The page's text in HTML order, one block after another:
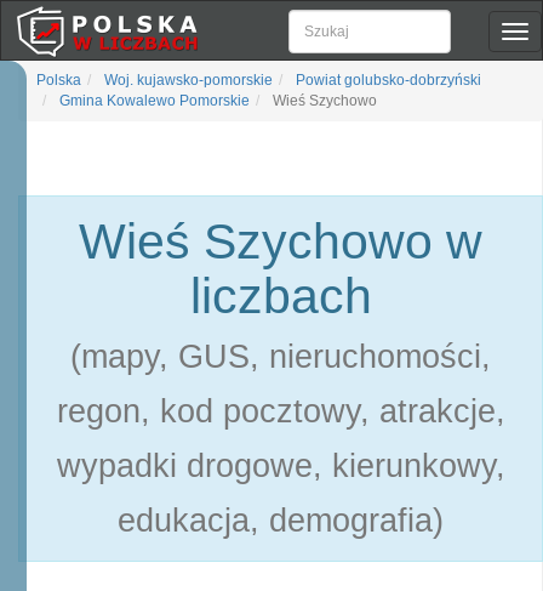
Polska Woj. kujawsko-pomorskie
Powiat golubsko-dobrzyński
Gmina Kowalewo Pomorskie
Wieś Szychowo
Wieś Szychowo w
liczbach
(mapy, GUS, nieruchomości,
regon, kod pocztowy, atrakcje,
wypadki drogowe, kierunkowy,
edukacja, demografia)